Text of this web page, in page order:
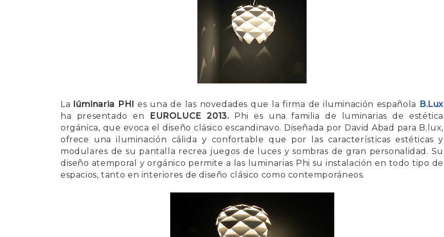
La lúminaria PHI es una de las novedades que la firma de iluminación española B.Lux
ha presentado en
EUROLUCE 2013. Phi es una familia de luminarias de estética
orgánica, que evoca el diseño clásico escandinavo. Diseñada por David Abad para B.lux,
ofrece una iluminación cálida y confortable que por las características estéticas y
modulares de su pantalla recrea juegos de luces y sombras de gran personalidad. Su
diseño atemporal y orgánico permite a las luminarias Phi su instalación en todo tipo de
espacios, tanto en interiores de diseño clásico como contemporáneos.